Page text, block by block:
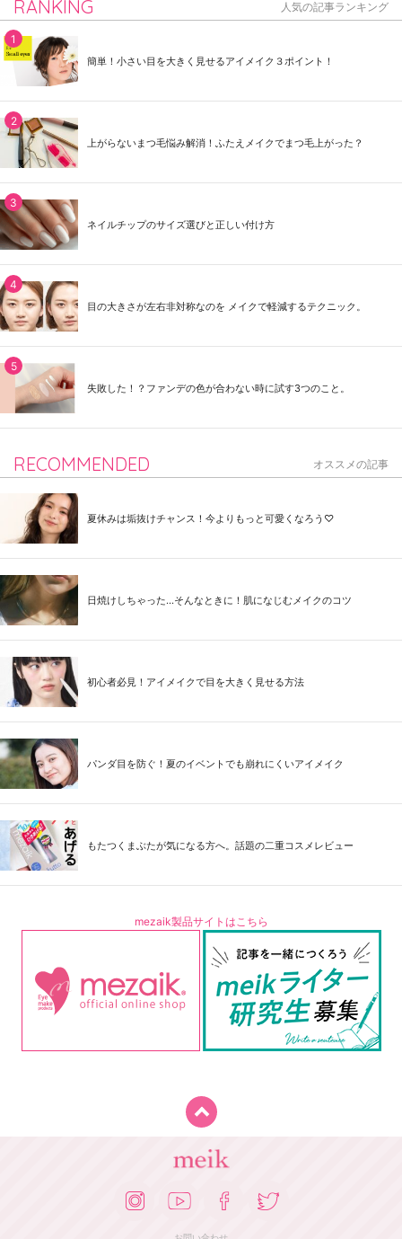
RANKING 人気の記事ランキング
簡単！小さい目を大きく見せるアイメイク３ポイント！
上がらないまつ毛悩み解消！ふたえメイクでまつ毛上がった？
ネイルチップのサイズ選びと正しい付け方
目の大きさが左右非対称なのを メイクで軽減するテクニック。
失敗した！？ファンデの色が合わない時に試す3つのこと。
RECOMMENDED オススメの記事
夏休みは垢抜けチャンス！今よりもっと可愛くなろう♡
日焼けしちゃった...そんなときに！肌になじむメイクのコツ
初心者必見！アイメイクで目を大きく見せる方法
パンダ目を防ぐ！夏のイベントでも崩れにくいアイメイク
もたつくまぶたが気になる方へ。話題の二重コスメレビュー
mezaik製品サイトはこちら